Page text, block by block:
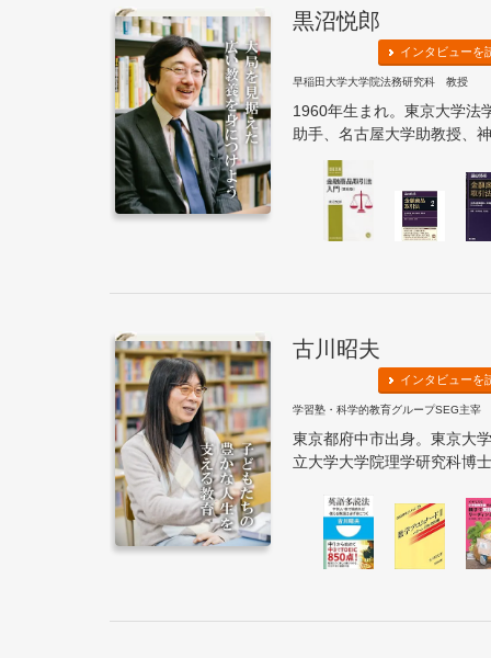
黒沼悦郎
インタビューを
早稲田大学大学院法務研究科 教授
1960年生まれ。東京大学法
助手、名古屋大学助教授、
古川昭夫
インタビューを
学習塾・科学的教育グループSEG主宰
東京都府中市出身。東京大
立大学大学院理学研究科博